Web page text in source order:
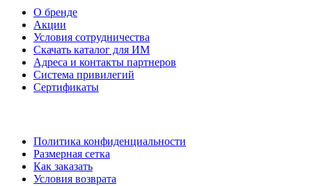
О бренде
Акции
Условия сотрудничества
Скачать каталог для ИМ
Адреса и контакты партнеров
Система привилегий
Сертификаты
Политика конфиденциальности
Размерная сетка
Как заказать
Условия возврата